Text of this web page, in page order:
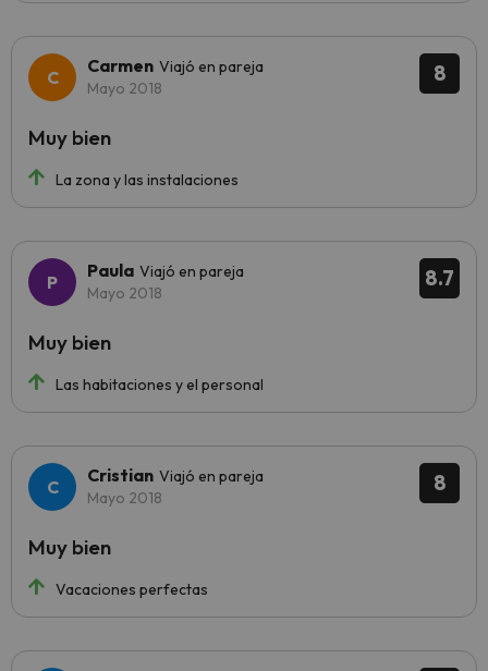
8
Carmen Viajó en pareja
Mayo 2018
La zona y las instalaciones
Muy bien
8.7
Paula Viajó en pareja
Mayo 2018
Las habitaciones y el personal
Muy bien
8
Cristian Viajó en pareja
Mayo 2018
Vacaciones perfectas
Muy bien